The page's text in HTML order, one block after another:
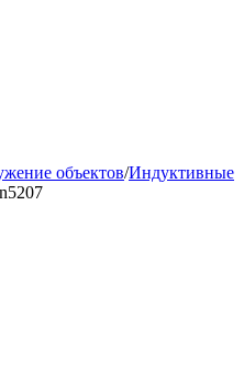
объектов/Индуктивные